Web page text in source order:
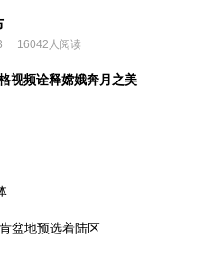
16042人阅读
视频诠释嫦娥奔月之美
盆地预选着陆区